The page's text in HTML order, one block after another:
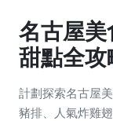
名古屋美
甜點全攻
計劃探索名古屋
豬排、人氣炸雞